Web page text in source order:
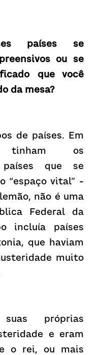
países se
ou se
que você
da mesa?
de países. Em
tinham os
países que se
“espaço vital” -
não é uma
Federal da
incluía países
que haviam
muito
próprias
e eram
o rei, ou mais